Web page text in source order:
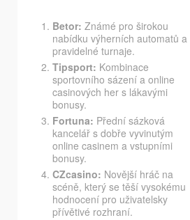
Betor: Známé pro širokou
nabídku výherních automatů a
pravidelné turnaje.
Tipsport: Kombinace
sportovního sázení a online
casinových her s lákavými
bonusy.
Fortuna: Přední sázková
kancelář s dobře vyvinutým
online casinem a vstupními
bonusy.
CZcasino: Novější hráč na
scéně, který se těší vysokému
hodnocení pro uživatelsky
přívětivé rozhraní.